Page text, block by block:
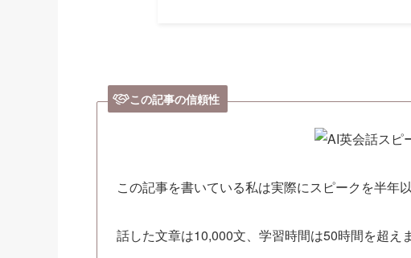
この記事の信頼性
この記事を書いている私は実際にスピークを半年
話した文章は10,000文、学習時間は50時間を超えま